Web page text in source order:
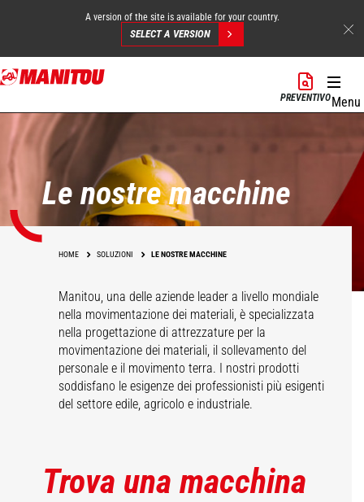
Salta
al
principale
A version of the site is available for your country.
SELECT A VERSION
PREVENTIVOMenu
Le nostre macchine
HOME SOLUZIONI LE NOSTRE MACCHINE
Manitou, una delle aziende leader a livello mondiale
nella movimentazione dei materiali, è specializzata
nella progettazione di attrezzature per la
movimentazione dei materiali, il sollevamento del
personale e il movimento terra. I nostri prodotti
soddisfano le esigenze dei professionisti più esigenti
del settore edile, agricolo e industriale.
Trova una macchina